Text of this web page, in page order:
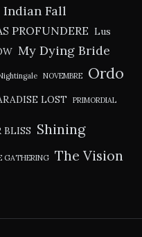
Indian Fall
PROFUNDERE Lus
My Dying Bride
NOVEMBRE
Ordo
LOST PRIMORDIAL
BLISS Shining
GATHERING The Vision